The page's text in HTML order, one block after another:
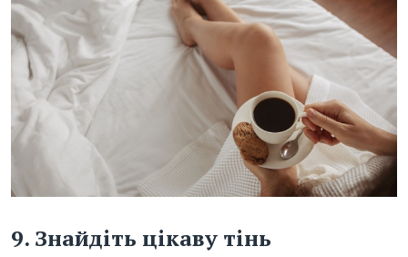
9. Знайдіть цікаву тінь